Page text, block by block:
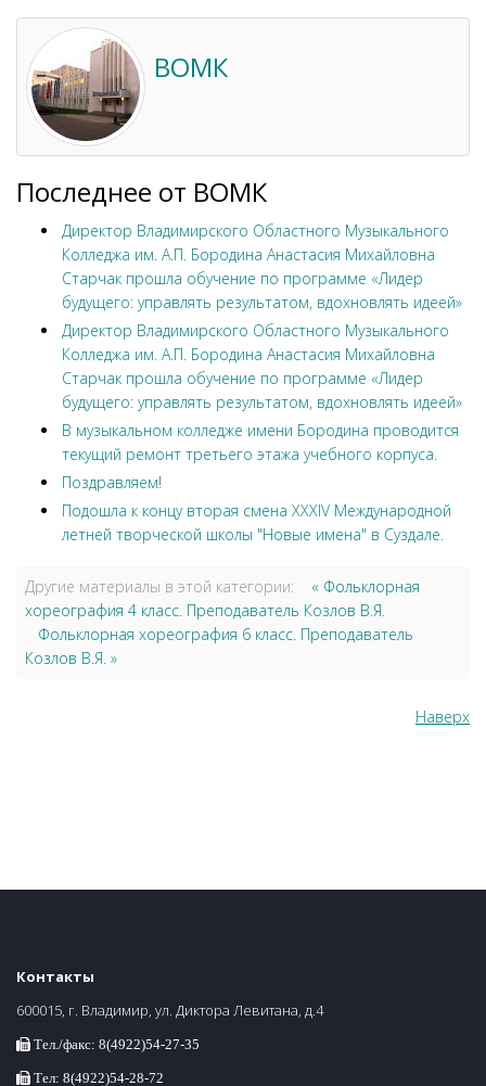
ВОМК
Последнее от ВОМК
Директор Владимирского Областного Музыкального
Колледжа им. А.П. Бородина Анастасия Михайловна
Старчак прошла обучение по программе «Лидер
будущего: управлять результатом, вдохновлять идеей»
Директор Владимирского Областного Музыкального
Колледжа им. А.П. Бородина Анастасия Михайловна
Старчак прошла обучение по программе «Лидер
будущего: управлять результатом, вдохновлять идеей»
В музыкальном колледже имени Бородина проводится
текущий ремонт третьего этажа учебного корпуса.
Поздравляем!
Подошла к концу вторая смена XXXIV Международной
летней творческой школы "Новые имена" в Суздале.
Другие материалы в этой категории:
« Фольклорная
хореография 4 класс. Преподаватель Козлов В.Я.
Фольклорная хореография 6 класс. Преподаватель
Козлов В.Я. »
Наверх
Контакты
600015, г. Владимир, ул. Диктора Левитана, д.4
Тел./факс: 8(4922)54-27-35
Тел: 8(4922)54-28-72